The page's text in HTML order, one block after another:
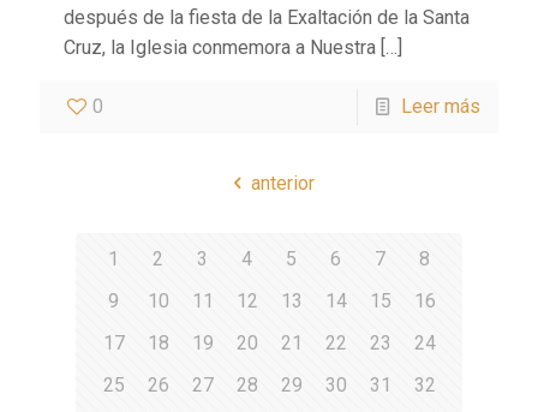
después de la fiesta de la Exaltación de la Santa
Cruz, la Iglesia conmemora a Nuestra […]
0 Leer más
anterior
1 2 3 4 5 6 7
8
9
10 11 12 13 14 15
16
17
18 19 20 21 22 23
24
25
26 27 28 29 30 31
32